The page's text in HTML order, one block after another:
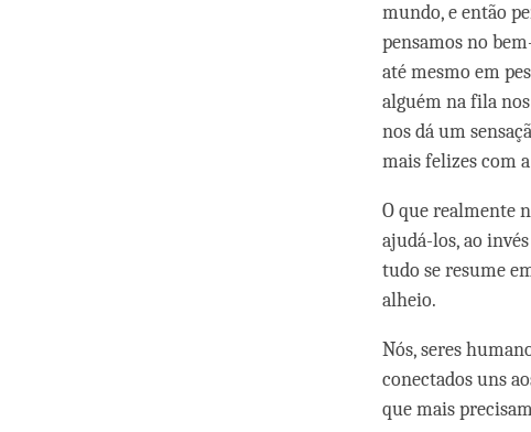
mundo, e então
pensamos no
até mesmo em
alguém na fila
nos dá um
mais felizes com
O que realmente
ajudá-los, ao
tudo se resume
alheio.
Nós, seres
conectados uns
que mais